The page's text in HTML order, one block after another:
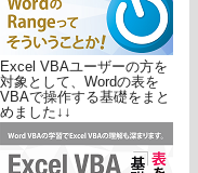
Excel VBAユーザーの方を
対象として、Wordの表を
VBAで操作する基礎をまと
めました↓↓